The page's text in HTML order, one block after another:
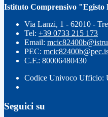
Istituto Comprensivo "Egisto
Via Lanzi, 1 - 62010 -
Tel: +39 0733 215 173
Email:
PEC:
C.F.: 80006480430
Codice Univoco Ufficio:
Seguici su